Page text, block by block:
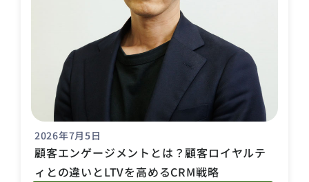
2026年7月5日
顧客エンゲージメントとは？顧客ロイヤルテ
ィとの違いとLTVを高めるCRM戦略